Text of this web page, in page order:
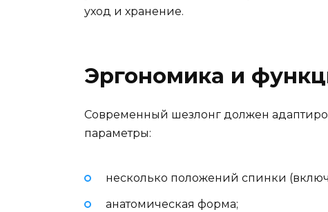
уход и хранение.
Эргономика и
Современный шезлонг должен
параметры:
несколько положений спинки
анатомическая форма;